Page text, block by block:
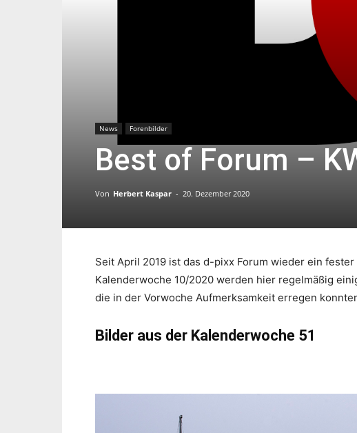
News Forenbilder
Best of Forum –
Von Herbert Kaspar - 20. Dezember 2020
Seit April 2019 ist das d-pixx Forum wieder ein
Kalenderwoche 10/2020 werden hier regelmäßig
die in der Vorwoche Aufmerksamkeit erregen
Bilder aus der Kalenderwoche 51